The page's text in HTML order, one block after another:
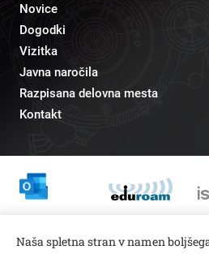
Novice
Dogodki
Vizitka
Javna naročila
Razpisana delovna mesta
Kontakt
pr@fs.uni-lj.si
Naša spletna stran v namen